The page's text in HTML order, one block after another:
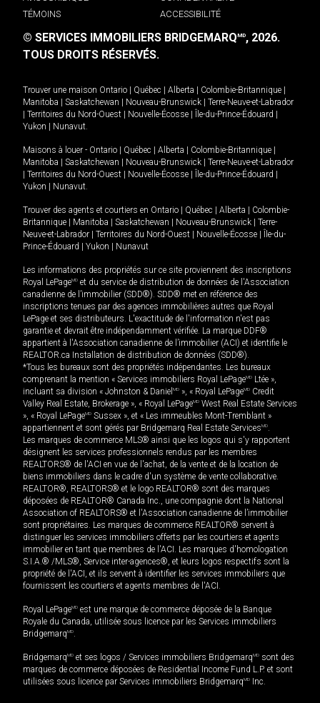
TÉMOINS
ACCESSIBILITÉ
© SERVICES IMMOBILIERS BRIDGEMARQMD, 2026.
TOUS DROITS RÉSERVÉS.
Trouver une maison Ontario Québec Alberta Colombie-Britannique
Manitoba
Saskatchewan Nouveau-Brunswick
Terre-Neuve-et-Labrador
Territoires du Nord-Ouest Nouvelle-Écosse Île-du-Prince-Édouard
Yukon
Nunavut.
Maisons à louer - Ontario Québec Alberta Colombie-Britannique
Manitoba
Saskatchewan Nouveau-Brunswick
Terre-Neuve-et-Labrador
Territoires du Nord-Ouest Nouvelle-Écosse Île-du-Prince-Édouard
Yukon
Nunavut.
Trouver des agents et courtiers en Ontario Québec Alberta
Colombie-
Britannique
Manitoba Saskatchewan Nouveau-Brunswick
Terre-
Neuve-et-Labrador
Territoires du Nord-Ouest Nouvelle-Écosse
Île-du-
Prince-Édouard
Yukon Nunavut
Les informations des propriétés sur ce site proviennent des inscriptions
Royal LePageMD et du service de distribution de données de l'Association
canadienne de l’immobilier (SDD®). SDD® met en référence des
inscriptions tenues par des agences immobilières autres que Royal
LePage et ses distributeurs. L'exactitude de l'information n'est pas
garantie et devrait être indépendamment vérifiée. La marque DDF®
appartient à l'Association canadienne de l’immobilier (ACI) et identifie le
REALTOR.ca Installation de distribution de données (SDD®).
*Tous les bureaux sont des propriétés indépendantes. Les bureaux
comprenant la mention « Services immobiliers Royal LePageMD Ltée »,
incluant sa division « Johnston & Daniel MD », « Royal LePageMD Credit
Valley Real Estate, Brokerage », « Royal LePageMD West Real Estate Services
», « Royal LePageMD Sussex », et « Les immeubles Mont-Tremblant »
appartiennent et sont gérés par Bridgemarq Real Estate ServicesMD.
Les marques de commerce MLS® ainsi que les logos qui s'y rapportent
désignent les services professionnels rendus par les membres
REALTORS® de l'ACI en vue de l'achat, de la vente et de la location de
biens immobiliers dans le cadre d'un système de vente collaborative.
REALTOR®, REALTORS® et le logo REALTOR® sont des marques
déposées de REALTOR® Canada Inc., une compagnie dont la National
Association of REALTORS® et l'Association canadienne de l’immobilier
sont propriétaires. Les marques de commerce REALTOR® servent à
distinguer les services immobiliers offerts par les courtiers et agents
immobilier en tant que membres de l'ACI. Les marques d'homologation
S.I.A.® /MLS®, Service inter-agences®, et leurs logos respectifs sont la
propriété de l'ACI, et ils servent à identifier les services immobiliers que
fournissent les courtiers et agents membres de l'ACI.
Royal LePageMD est une marque de commerce déposée de la Banque
Royale du Canada, utilisée sous licence par les Services immobiliers
BridgemarqMD.
BridgemarqMD et ses logos / Services immobiliers BridgemarqMD sont des
marques de commerce déposées de Residential Income Fund L.P. et sont
utilisées sous licence par Services immobiliers BridgemarqMD Inc.